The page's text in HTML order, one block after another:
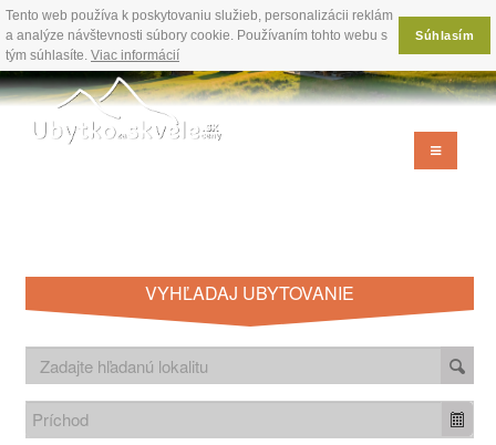
Tento web používa k poskytovaniu služieb, personalizácii reklám
a analýze návštevnosti súbory cookie. Používaním tohto webu s
tým súhlasíte. Viac informácií
Súhlasím
VYHĽADAJ UBYTOVANIE